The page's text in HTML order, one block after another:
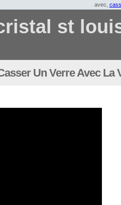
avec,
st
Un Verre Avec La